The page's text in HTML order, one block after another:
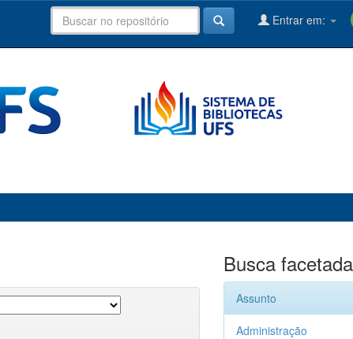
Entrar em:
Busca facetada
Assunto
Administração